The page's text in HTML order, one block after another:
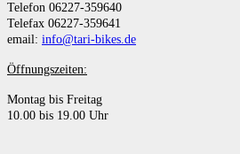
Telefon 06227-359640
Telefax 06227-359641
email: info@tari-bikes.de
Öffnungszeiten:
Montag bis Freitag
10.00 bis 19.00 Uhr